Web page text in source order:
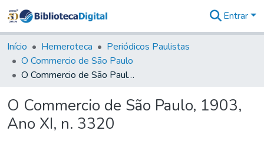
&
Coleções
Tudo na
Biblioteca
Estatísticas
Entrar
Início Hemeroteca
Periódicos Paulistas
O Commercio de São Paulo
O Commercio de São Paulo, 1903, Ano XI, n. 3320
O Commercio de São Paulo, 1903,
Ano XI, n. 3320